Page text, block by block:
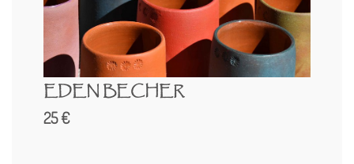
EDEN BECHER
25